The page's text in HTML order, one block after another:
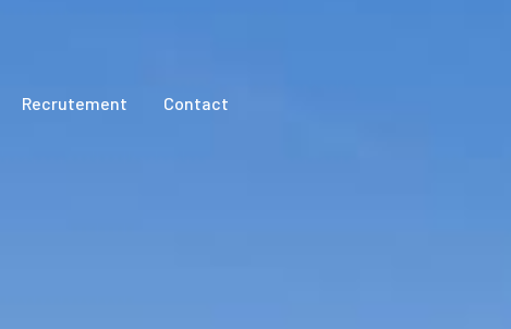
recrutement contact